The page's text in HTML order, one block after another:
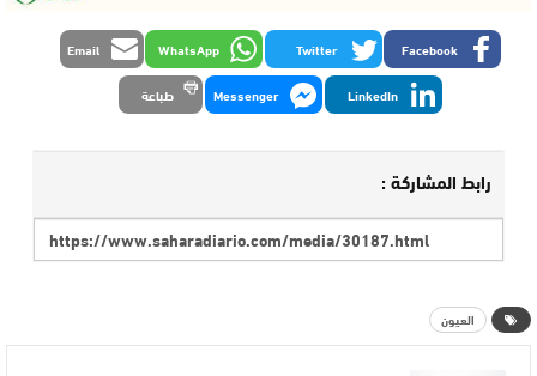
Facebook
Twitter
WhatsApp
Email
LinkedIn
Messenger طباعة
رابط المشاركة :
العيون